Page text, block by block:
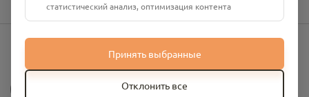
info@pomnim.online
статистический анализ, оптимизация контента
Принять выбранные
Отклонить все